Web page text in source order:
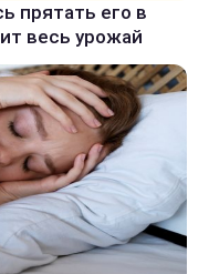
прятать его в
весь урожай